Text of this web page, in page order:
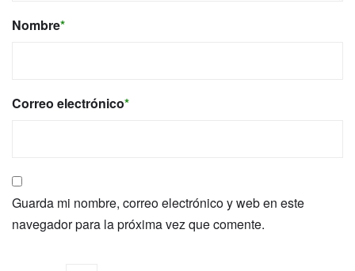
Nombre*
Correo electrónico*
Guarda mi nombre, correo electrónico y web en este
navegador para la próxima vez que comente.